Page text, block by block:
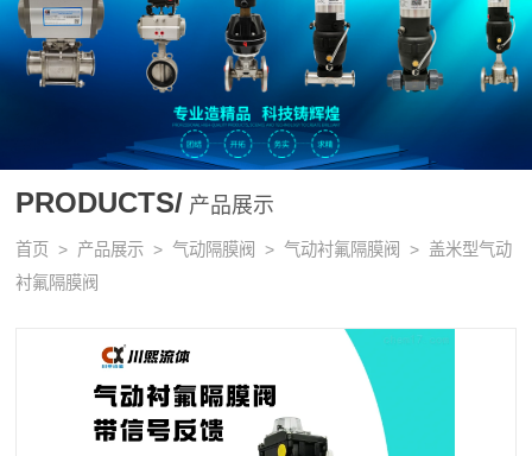
PRODUCTS/ 产品展示
首页 > 产品展示 >气动隔膜阀 >气动衬氟隔膜阀
> 盖米型气动
衬氟隔膜阀